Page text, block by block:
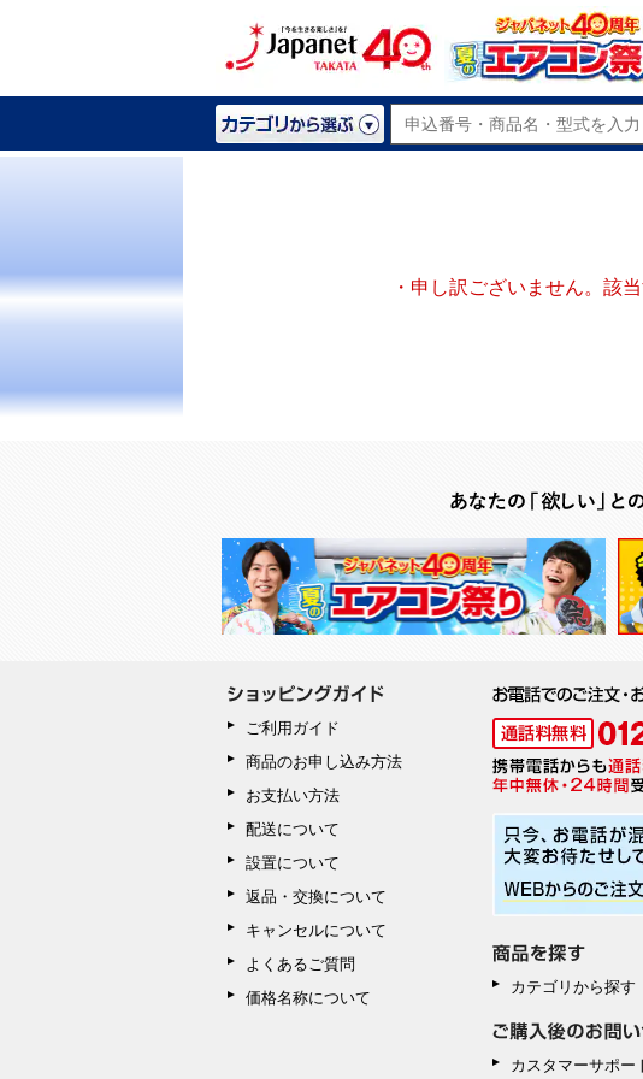
・申し訳ございません。該
ご利用ガイド
商品のお申し込み方法
お支払い方法
配送について
設置について
返品・交換について
キャンセルについて
よくあるご質問
価格名称について
カテゴリから探す
カスタマーサポー